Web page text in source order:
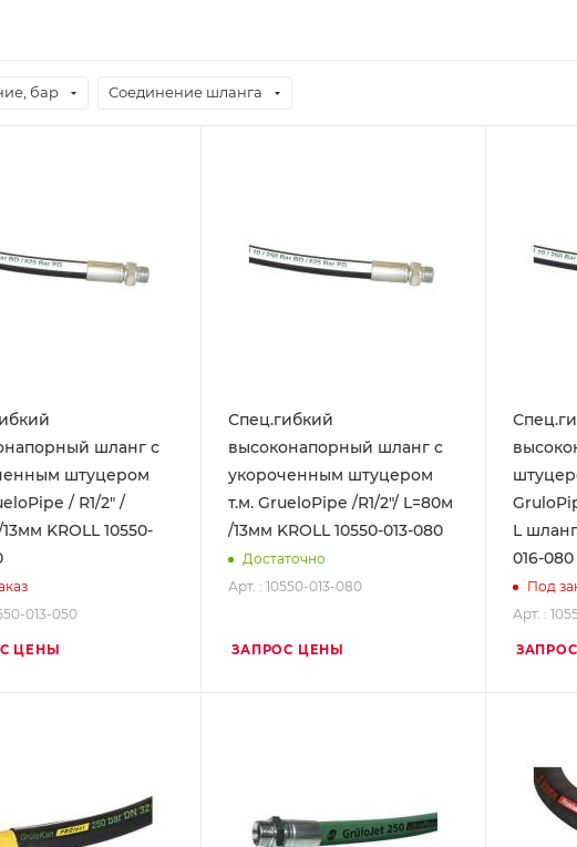
бар Соединение шланга
шланг с
штуцером
/ R1/2" /
KROLL 10550-
013-050
ЦЕНЫ
Спец.гибкий
высоконапорный шланг с
укороченным штуцером
т.м. GrueloPipe /R1/2"/ L=80м
/13мм KROLL 10550-013-080
Достаточно
Арт. : 10550-013-080
ЗАПРОС ЦЕНЫ
L
016-080
Под
Арт. :